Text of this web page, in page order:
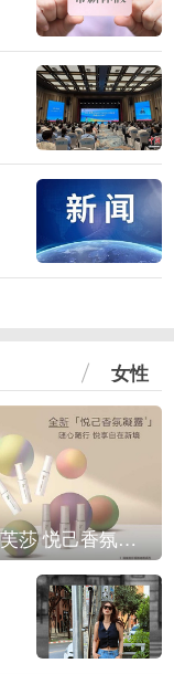
女性
IPSA茵芙莎 悦己香氛凝露上市